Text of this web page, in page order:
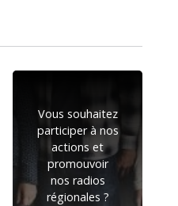
Vous souhaitez
participer à nos
actions et
promouvoir
nos radios
régionales ?